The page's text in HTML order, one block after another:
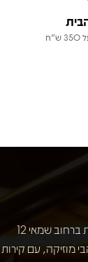
חנות תקליטים מיתולוגית ברחוב שמאי 12
מוזיקה, עם קירות